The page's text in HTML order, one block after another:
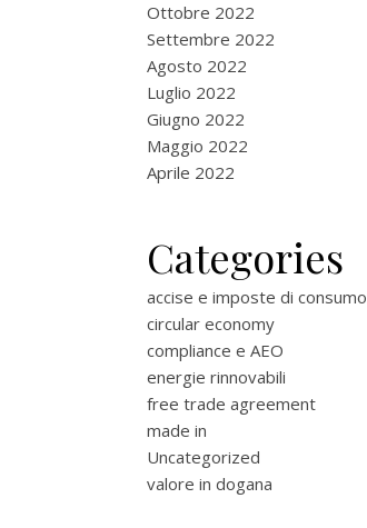
Ottobre 2022
Settembre 2022
Agosto 2022
Luglio 2022
Giugno 2022
Maggio 2022
Aprile 2022
Categories
accise e imposte di consumo
circular economy
compliance e AEO
energie rinnovabili
free trade agreement
made in
Uncategorized
valore in dogana